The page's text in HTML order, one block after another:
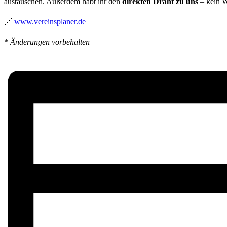
🔗 www.vereinsplaner.de
* Änderungen vorbehalten